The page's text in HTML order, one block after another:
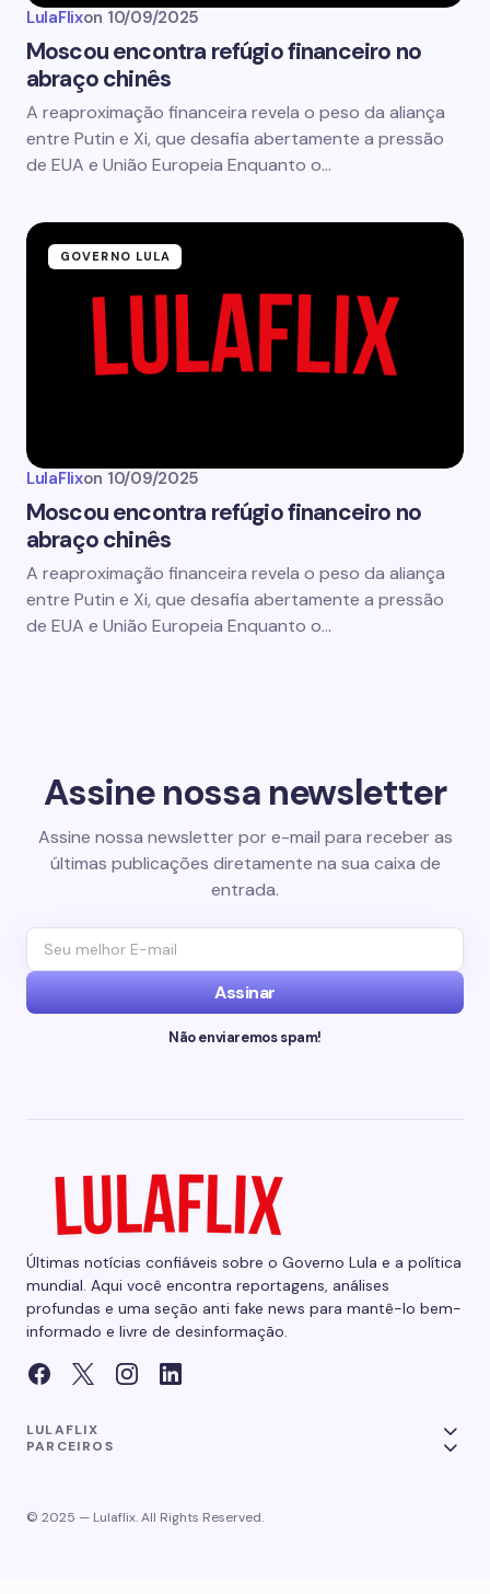
LulaFlixon 10/09/2025
Moscou encontra refúgio financeiro no
abraço chinês
A reaproximação financeira revela o peso da aliança
entre Putin e Xi, que desafia abertamente a pressão
de EUA e União Europeia Enquanto o…
GOVERNO LULA
LulaFlixon 10/09/2025
Moscou encontra refúgio financeiro no
abraço chinês
A reaproximação financeira revela o peso da aliança
entre Putin e Xi, que desafia abertamente a pressão
de EUA e União Europeia Enquanto o…
Assine nossa newsletter
Assine nossa newsletter por e-mail para receber as
últimas publicações diretamente na sua caixa de
entrada.
Assinar
Não enviaremos spam!
Últimas notícias confiáveis sobre o Governo Lula e a política
mundial. Aqui você encontra reportagens, análises
profundas e uma seção anti fake news para mantê-lo bem-
informado e livre de desinformação.
LULAFLIX
PARCEIROS
© 2025 — Lulaflix. All Rights Reserved.